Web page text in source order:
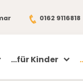
0162 9116818
...für Kinder